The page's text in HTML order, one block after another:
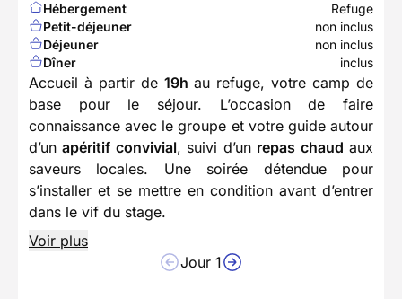
Hébergement
Refuge
Petit-déjeuner
non inclus
Déjeuner
non inclus
Dîner
inclus
Accueil à partir de 19h au refuge, votre camp de
base pour le séjour. L’occasion de faire
connaissance avec le groupe et votre guide autour
d’unapéritif convivial, suivi d’un repas chaud aux
saveurs locales. Une soirée détendue pour
s’installer et se mettre en condition avant d’entrer
dans le vif du stage.
Voir plus
Jour 1